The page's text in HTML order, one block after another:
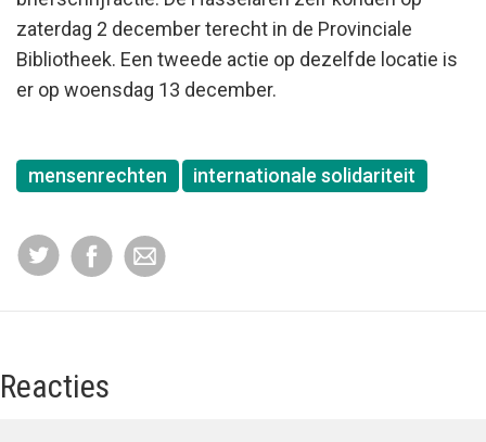
zaterdag 2 december terecht in de Provinciale
Bibliotheek. Een tweede actie op dezelfde locatie is
er op woensdag 13 december.
mensenrechten internationale solidariteit
Reacties